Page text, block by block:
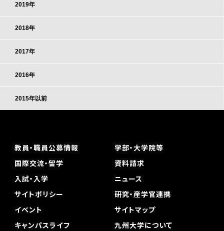
2019年
2018年
2017年
2016年
2015年以前
教員・職員公募情報
学部・大学院等
国際交流・留学
資料請求
入試・入学
ニュース
サイトポリシー
研究・産学官連携
イベント
サイトマップ
キャンパスライフ
九州大学について